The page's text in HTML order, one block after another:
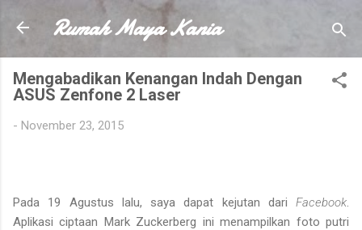
Skip to main content
Rumah Maya Kania
Mengabadikan Kenangan Indah Dengan
ASUS Zenfone 2 Laser
- November 23, 2015
Pada 19 Agustus lalu, saya dapat kejutan dari Facebook
Aplikasi ciptaan Mark Zuckerberg ini menampilkan foto putri